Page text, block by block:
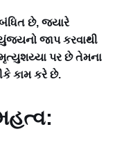
છે, જ્યારે
જાપ કરવાથી
પર છે તેમના
કામ કરે છે.